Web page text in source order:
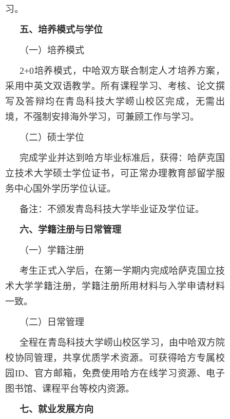
习。
五、培养模式与学位
（一）培养模式
2+0培养模式，中哈双方联合制定人才培养方案，
采用中英文双语教学。所有课程学习、考核、论文撰
写及答辩均在青岛科技大学崂山校区完成，无需出
境，不强制安排海外学习，可兼顾工作与学习。
（二）硕士学位
完成学业并达到哈方毕业标准后，获得：哈萨克国
立技术大学硕士学位证书，可正常办理教育部留学服
务中心国外学历学位认证。
备注：不颁发青岛科技大学毕业证及学位证。
六、学籍注册与日常管理
（一）学籍注册
考生正式入学后，在第一学期内完成哈萨克国立技
术大学学籍注册，学籍注册所用材料与入学申请材料
一致。
（二）日常管理
全程在青岛科技大学崂山校区学习，由中哈双方院
校协同管理，共享优质学术资源。可获得哈方专属校
园ID、官方邮箱，免费使用哈方在线学习资源、电子
图书馆、课程平台等校内资源。
七、就业发展方向